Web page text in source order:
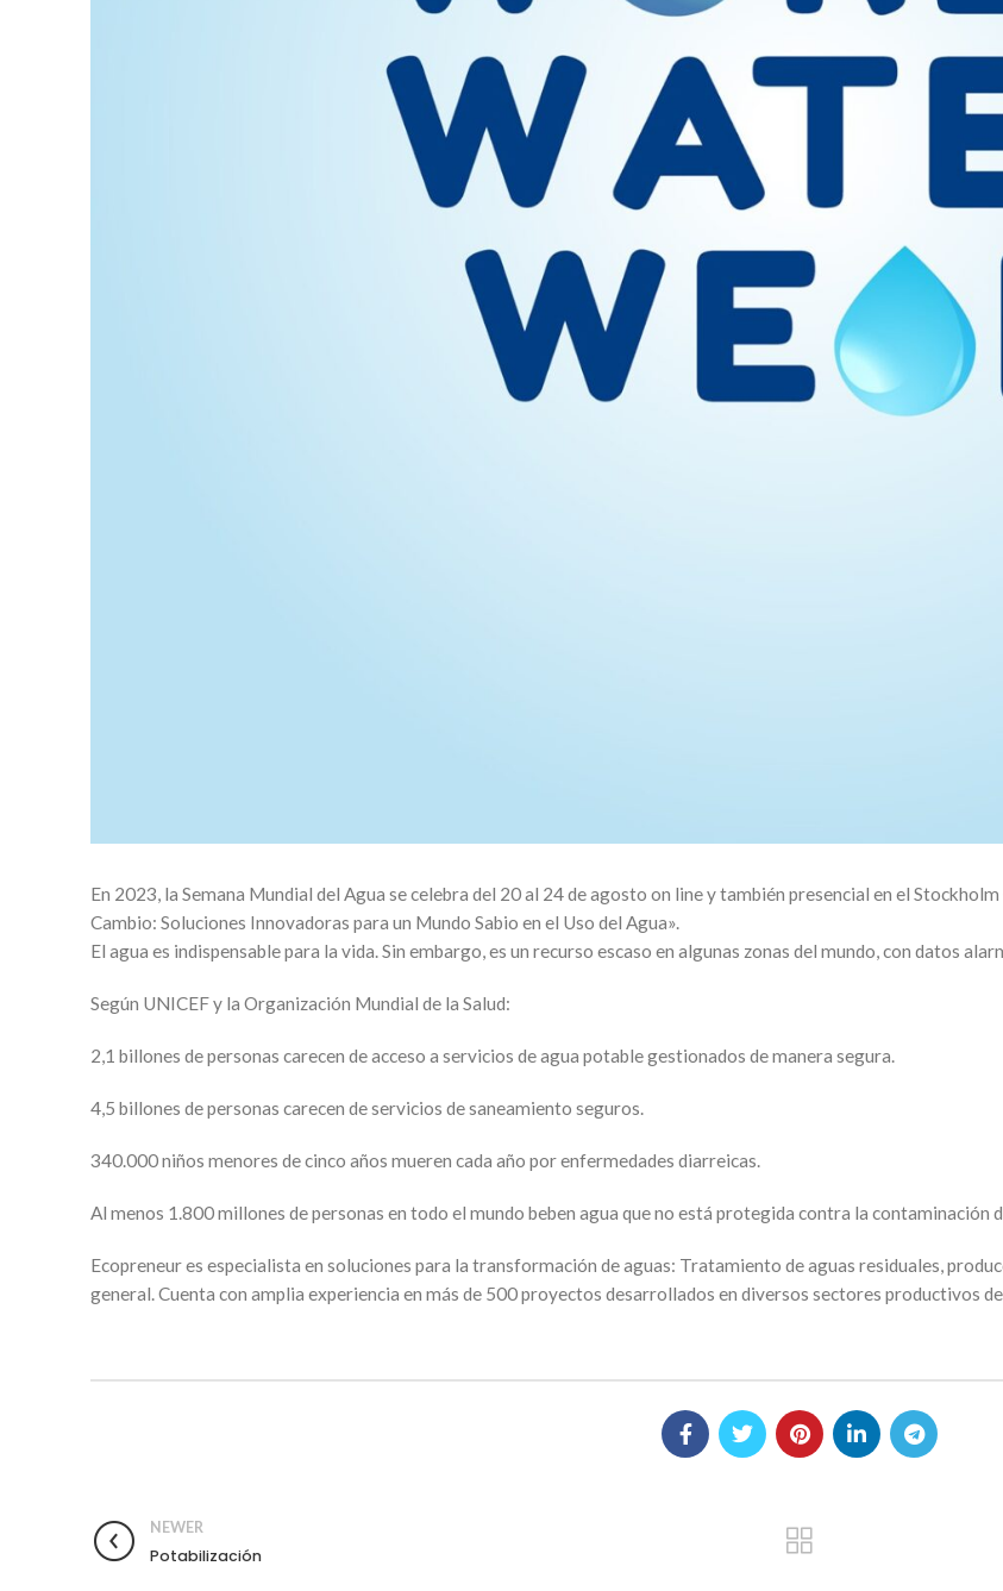
En 2023, la Semana Mundial del Agua se celebra del 20 al 24 de agosto on line y también presencial en el
Cambio: Soluciones Innovadoras para un Mundo Sabio en el Uso del Agua».
El agua es indispensable para la vida. Sin embargo, es un recurso escaso en algunas zonas del mundo, con datos
Según UNICEF y la Organización Mundial de la Salud:
2,1 billones de personas carecen de acceso a servicios de agua potable gestionados de manera segura.
4,5 billones de personas carecen de servicios de saneamiento seguros.
340.000 niños menores de cinco años mueren cada año por enfermedades diarreicas.
Al menos 1.800 millones de personas en todo el mundo beben agua que no está protegida contra la contaminación
Ecopreneur es especialista en soluciones para la transformación de aguas: Tratamiento de aguas residuales,
general. Cuenta con amplia experiencia en más de 500 proyectos desarrollados en diversos sectores productivos
NEWER
Potabilización